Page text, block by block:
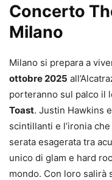
Concerto
Milano
Milano si prepara a
ottobre 2025
porteranno sul palco il
Toast. Justin Hawkins
scintillanti e l’ironia
serata esagerata tra
unico di glam e hard
mondo. Con loro salirà